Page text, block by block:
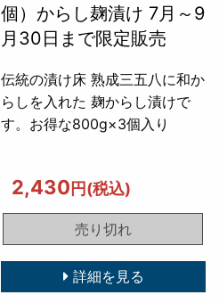
個）からし麹漬け 7月～9
月30日まで限定販売
伝統の漬け床 熟成三五八に和か
らしを入れた 麹からし漬けで
す。お得な800g×3個入り
2,430円(税込)
売り切れ
詳細を見る